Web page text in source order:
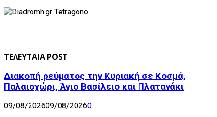
ΤΕΛΕΥΤΑΙΑ POST
Διακοπή ρεύματος την Κυριακή σε Κοσμά,
Παλαιοχώρι, Άγιο Βασίλειο και Πλατανάκι
09/08/202609/08/20260